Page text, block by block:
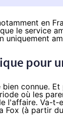
en
le service
uniquement
pour
bien connue.
où les
l'affaire. Va-
Fox (à partir